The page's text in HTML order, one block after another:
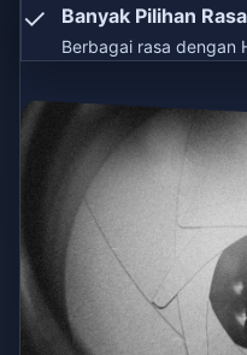
✓ Banyak Pilihan Rasa
Berbagai rasa dengan